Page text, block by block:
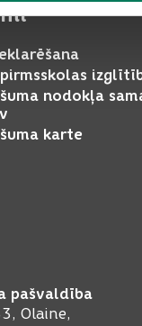
nodokļa
karte
pašvaldība
Olaine,